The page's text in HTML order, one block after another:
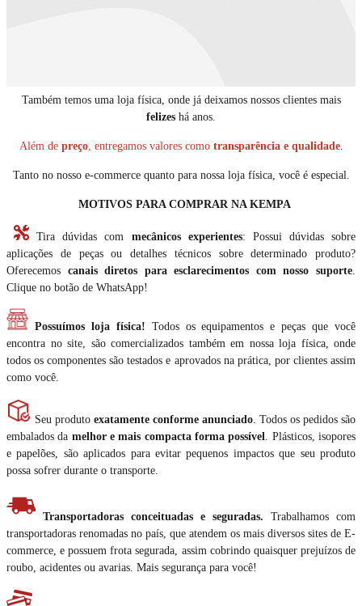
Também temos uma loja física, onde já deixamos nossos clientes mais
felizes há anos.
Além de preço, entregamos valores como transparência e qualidade.
Tanto no nosso e-commerce quanto para nossa loja física, você é especial.
MOTIVOS PARA COMPRAR NA KEMPA
Tira dúvidas com mecânicos experientes: Possui dúvidas sobre
aplicações de peças ou detalhes técnicos sobre determinado produto?
Oferecemos canais diretos para esclarecimentos com nosso suporte
Clique no botão de WhatsApp!
Possuímos loja física! Todos os equipamentos e peças que você
encontra no site, são comercializados também em nossa loja física, onde
todos os componentes são testados e aprovados na prática, por clientes assim
como você.
Seu produto exatamente conforme anunciado . Todos os pedidos são
embalados da melhor e mais compacta forma possível . Plásticos, isopores
e papelões, são aplicados para evitar pequenos impactos que seu produto
possa sofrer durante o transporte.
Transportadoras conceituadas e seguradas. Trabalhamos com
transportadoras renomadas no país, que atendem os mais diversos sites de E-
commerce, e possuem frota segurada, assim cobrindo quaisquer prejuízos de
roubo, acidentes ou avarias. Mais segurança para você!